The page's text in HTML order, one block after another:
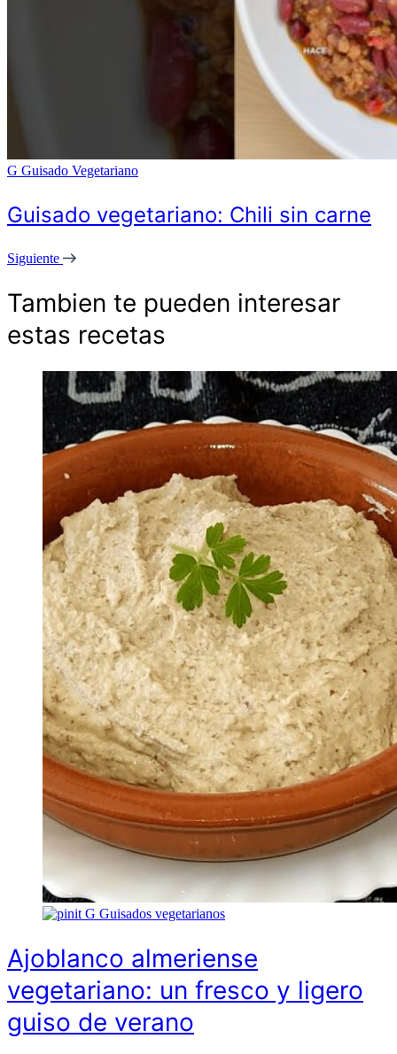
G Guisado Vegetariano
Guisado vegetariano: Chili sin carne
Siguiente
Tambien te pueden interesar
estas recetas
G Guisados vegetarianos
Ajoblanco almeriense
vegetariano: un fresco y ligero
guiso de verano